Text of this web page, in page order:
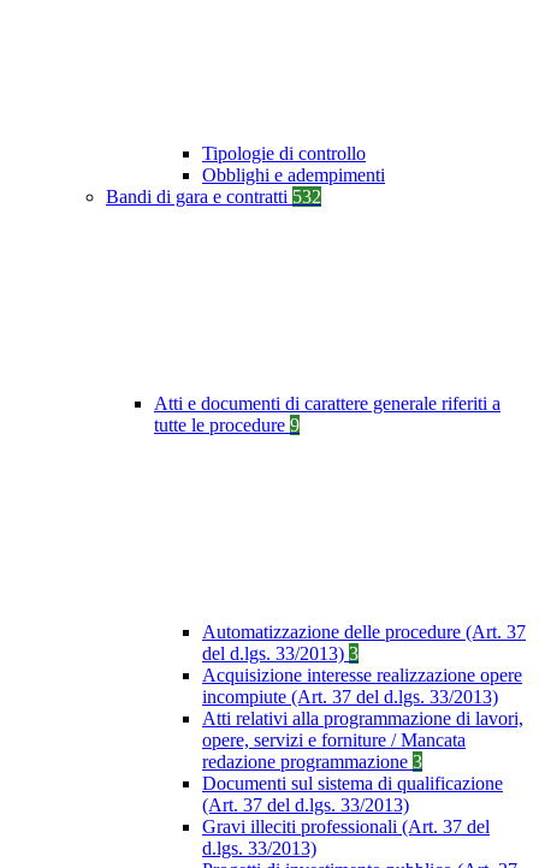
Tipologie di controllo
Obblighi e adempimenti
Bandi di gara e contratti 532
Atti e documenti di carattere generale riferiti a
tutte le procedure 9
Automatizzazione delle procedure (Art. 37
del d.lgs. 33/2013) 3
Acquisizione interesse realizzazione opere
incompiute (Art. 37 del d.lgs. 33/2013)
Atti relativi alla programmazione di lavori,
opere, servizi e forniture / Mancata
redazione programmazione 3
Documenti sul sistema di qualificazione
(Art. 37 del d.lgs. 33/2013)
Gravi illeciti professionali (Art. 37 del
d.lgs. 33/2013)